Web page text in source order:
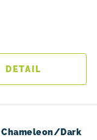
Chameleon/Dark